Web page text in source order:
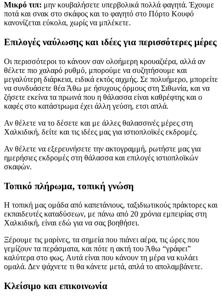
Μικρό τιπ: μην κουβαλήσετε υπερβολικά πολλά φαγητά. Έχουμε
ποτά και σνακ στο σκάφος και το φαγητό στο Πόρτο Κουφό
κανονίζεται εύκολα, χωρίς να μπλέκετε.
Επιλογές ναύλωσης και ιδέες για περισσότερες μέρες
Οι περισσότεροι το κάνουν σαν ολοήμερη κρουαζιέρα, αλλά αν
θέλετε πιο χαλαρό ρυθμό, μπορούμε να συζητήσουμε και
μεγαλύτερη διάρκεια, ειδικά εκτός αιχμής. Σε πολυήμερο, μπορείτε
να συνδυάσετε θέα Άθω με ήσυχους όρμους στη Σιθωνία, και να
ζήσετε εκείνα τα πρωινά που η θάλασσα είναι καθρέφτης και ο
καφές στο κατάστρωμα έχει άλλη γεύση, ετσι απλά.
Αν θέλετε να το δέσετε και με άλλες θαλασσινές μέρες στη
Χαλκιδική, δείτε και τις ιδέες μας για ιστιοπλοϊκές εκδρομές.
Αν θέλετε να εξερευνήσετε την ακτογραμμή, ρωτήστε μας για
ημερήσιες εκδρομές στη θάλασσα και επιλογές ιστιοπλοϊκών
σκαφών.
Τοπικό πλήρωμα, τοπική γνώση
Η τοπική μας ομάδα από καπετάνιους, ταξιδιωτικούς πράκτορες και
εκπαιδευτές καταδύσεων, με πάνω από 20 χρόνια εμπειρίας στη
Χαλκιδική, είναι εδώ για να σας βοηθήσει.
Ξέρουμε τις μαρίνες, τα σημεία που πιάνει αέρα, τις ώρες που
γεμίζουν τα περάσματα, και πότε η ακτή του Άθω “γράφει”
καλύτερα στο φως. Αυτά είναι που κάνουν τη μέρα να κυλάει
ομαλά. Δεν ψάχνετε τι θα κάνετε μετά, απλά το απολαμβάνετε.
Κλείσιμο και επικοινωνία